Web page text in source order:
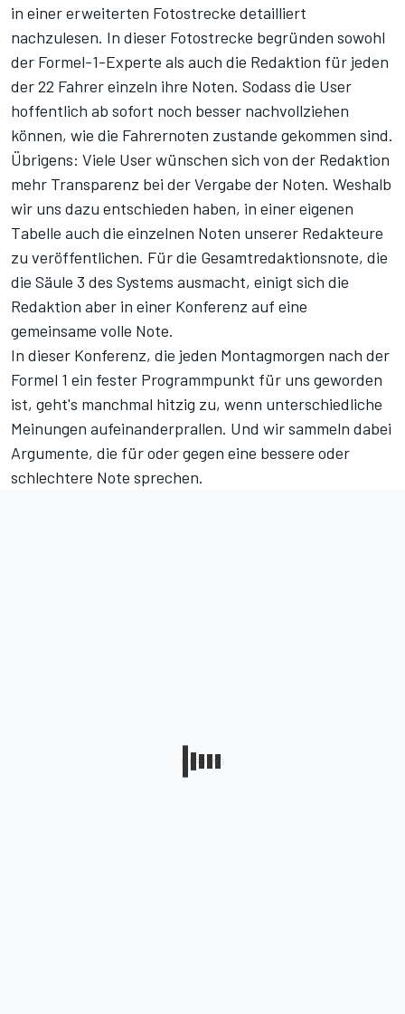
in einer erweiterten Fotostrecke detailliert
nachzulesen. In dieser Fotostrecke begründen sowohl
der Formel-1-Experte als auch die Redaktion für jeden
der 22 Fahrer einzeln ihre Noten. Sodass die User
hoffentlich ab sofort noch besser nachvollziehen
können, wie die Fahrernoten zustande gekommen sind.
Übrigens: Viele User wünschen sich von der Redaktion
mehr Transparenz bei der Vergabe der Noten. Weshalb
wir uns dazu entschieden haben, in einer eigenen
Tabelle auch die einzelnen Noten unserer Redakteure
zu veröffentlichen. Für die Gesamtredaktionsnote, die
die Säule 3 des Systems ausmacht, einigt sich die
Redaktion aber in einer Konferenz auf eine
gemeinsame volle Note.
In dieser Konferenz, die jeden Montagmorgen nach der
Formel 1 ein fester Programmpunkt für uns geworden
ist, geht's manchmal hitzig zu, wenn unterschiedliche
Meinungen aufeinanderprallen. Und wir sammeln dabei
Argumente, die für oder gegen eine bessere oder
schlechtere Note sprechen.